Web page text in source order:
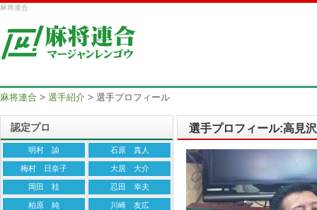
麻将連合
麻将連合 > 選手紹介 > 選手プロフィール
選手プロフィール:高見
認定プロ
明村 諭 石原 真人
梅村 日奈子 大居 大介
岡田 桂 忍田 幸夫
柏原 純 川崎 友広